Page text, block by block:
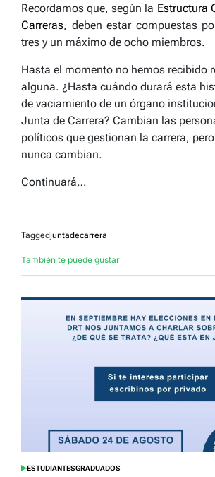
Recordamos que, según la Estructura
Carreras, deben estar compuestas
tres y un máximo de ocho miembros.
Hasta el momento no hemos recibido
alguna. ¿Hasta cuándo durará esta
de vaciamiento de un órgano
Junta de Carrera? Cambian las
políticos que gestionan la carrera,
nunca cambian.
Continuará…
Taggedjuntadecarrera
También te puede gustar
POSTED
ESTUDIANTESGRADUADOS